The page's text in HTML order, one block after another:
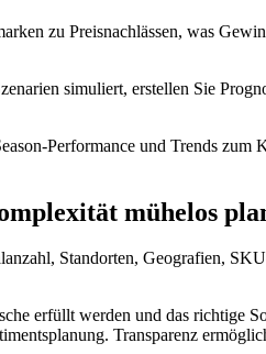
zu Preisnachlässen, was
simuliert, erstellen Sie
Performance und Trends
mühelos
Standorten, Geografien,
erfüllt werden und das
Transparenz